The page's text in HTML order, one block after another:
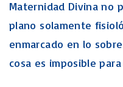
Maternidad Divina no
plano solamente
enmarcado en lo
cosa es imposible para